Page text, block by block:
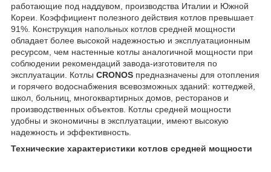
работающие под наддувом, производства Италии и Южной
Кореи. Коэффициент полезного действия котлов превышает
91%. Конструкция напольных котлов средней мощности
обладает более высокой надежностью и эксплуатационным
ресурсом, чем настенные котлы аналогичной мощности при
соблюдении рекомендаций завода-изготовителя по
эксплуатации. Котлы CRONOS предназначены для отопления
и горячего водоснабжения всевозможных зданий: коттеджей,
школ, больниц, многоквартирных домов, ресторанов и
производственных объектов. Котлы средней мощности
удобны и экономичны в эксплуатации, имеют высокую
надежность и эффективность.
Технические характеристики котлов средней мощности